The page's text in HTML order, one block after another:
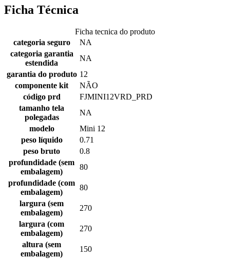
Ficha Técnica
Ficha tecnica do produto
categoria seguro
NA
categoria garantia
estendida
NA
garantia do produto 12
componente kit
NÃO
código prd
FJMINI12VRD_PRD
tamanho tela
polegadas
NA
modelo
Mini 12
peso líquido
0.71
peso bruto
0.8
profundidade (sem
embalagem)
80
profundidade (com
embalagem)
80
largura (sem
embalagem)
270
largura (com
embalagem)
270
altura (sem
embalagem)
150